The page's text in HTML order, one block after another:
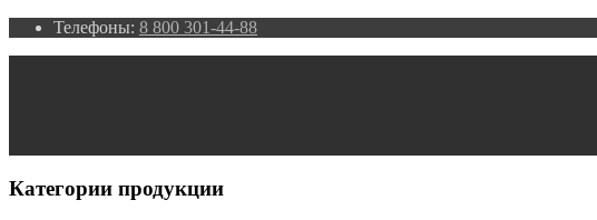
Телефоны: 8 800 301-44-88
Категории продукции